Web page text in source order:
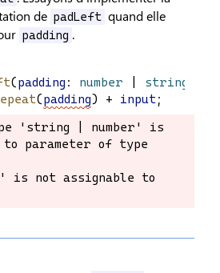
de padLeft quand elle
padding .
(padding : number string
(padding) + input;
'string | number' is
to parameter of type
'string | number' is
to parameter of type